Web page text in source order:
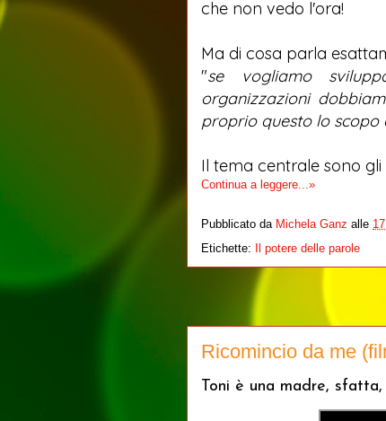
che non vedo l'ora!
Ma di cosa parla
"se vogliamo
organizzazioni
proprio questo lo scopo
Il tema centrale sono gli
Continua a leggere...»
Pubblicato da Michela Ganz alle
Etichette:
Il potere delle parole
Ricomincio da me
Toni è una madre,